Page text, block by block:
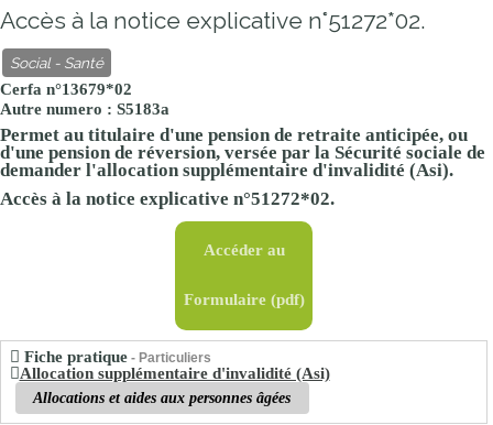
Accès à la notice explicative n°51272*02.
Social - Santé
Cerfa n°13679*02
Autre numero : S5183a
Permet au titulaire d'une pension de retraite anticipée, ou
d'une pension de réversion, versée par la Sécurité sociale de
demander l'allocation supplémentaire d'invalidité (Asi).
Accès à la notice explicative n°51272*02.
Accéder au
Formulaire(pdf)
Fiche pratique- Particuliers
Allocation supplémentaire d'invalidité (Asi)
Allocations et aides aux personnes âgées